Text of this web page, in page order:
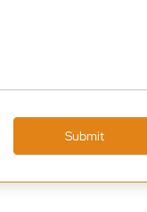
Submit